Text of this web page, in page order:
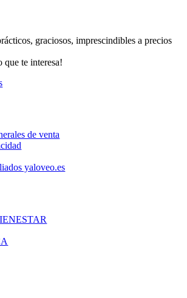
graciosos, imprescindibles a precios
que te interesa!
de venta
yaloveo.es